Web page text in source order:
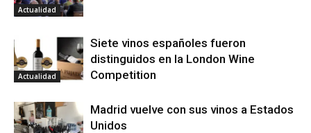
Actualidad
Actualidad
Siete vinos españoles fueron
distinguidos en la London Wine
Competition
Madrid vuelve con sus vinos a Estados
Unidos